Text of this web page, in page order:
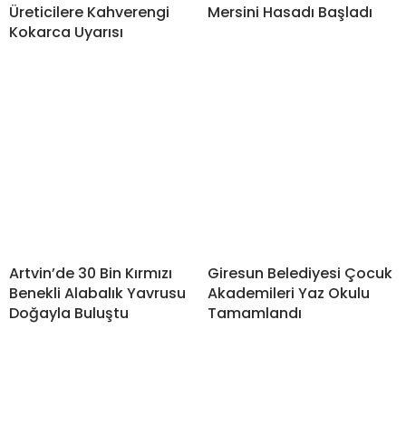
Üreticilere Kahverengi
Kokarca Uyarısı
Mersini Hasadı Başladı
Artvin’de 30 Bin Kırmızı
Benekli Alabalık Yavrusu
Doğayla Buluştu
Giresun Belediyesi Çocuk
Akademileri Yaz Okulu
Tamamlandı